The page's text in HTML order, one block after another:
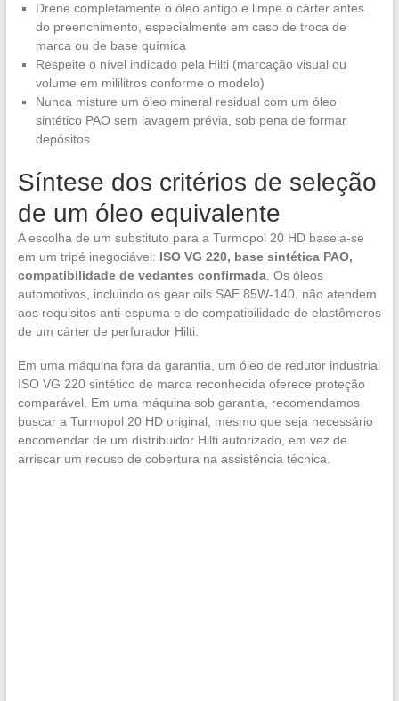
Drene completamente o óleo antigo e limpe o cárter antes
do preenchimento, especialmente em caso de troca de
marca ou de base química
Respeite o nível indicado pela Hilti (marcação visual ou
volume em mililitros conforme o modelo)
Nunca misture um óleo mineral residual com um óleo
sintético PAO sem lavagem prévia, sob pena de formar
depósitos
Síntese dos critérios de seleção
de um óleo equivalente
A escolha de um substituto para a Turmopol 20 HD baseia-se
em um tripé inegociável: ISO VG 220, base sintética PAO,
compatibilidade de vedantes confirmada. Os óleos
automotivos, incluindo os gear oils SAE 85W-140, não atendem
aos requisitos anti-espuma e de compatibilidade de elastômeros
de um cárter de perfurador Hilti.
Em uma máquina fora da garantia, um óleo de redutor industrial
ISO VG 220 sintético de marca reconhecida oferece proteção
comparável. Em uma máquina sob garantia, recomendamos
buscar a Turmopol 20 HD original, mesmo que seja necessário
encomendar de um distribuidor Hilti autorizado, em vez de
arriscar um recuso de cobertura na assistência técnica.